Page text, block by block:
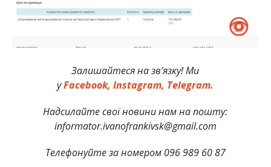
Залишайтеся на зв’язку! Ми
уFacebook, Instagram, Telegram.
Надсилайте свої новини нам на пошту:
informator.ivanofrankivsk@gmail.com
Телефонуйте за номером 096 989 60 87